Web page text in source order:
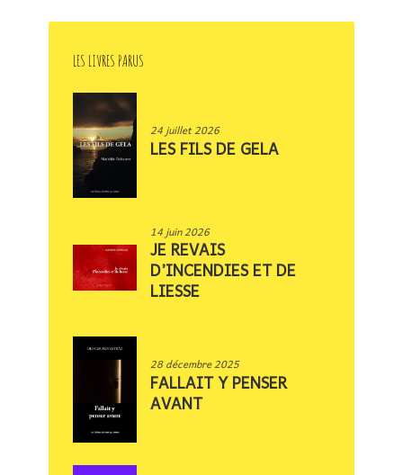
LES LIVRES PARUS
24 juillet 2026
LES FILS DE GELA
14 juin 2026
JE REVAIS
D’INCENDIES ET DE
LIESSE
28 décembre 2025
FALLAIT Y PENSER
AVANT